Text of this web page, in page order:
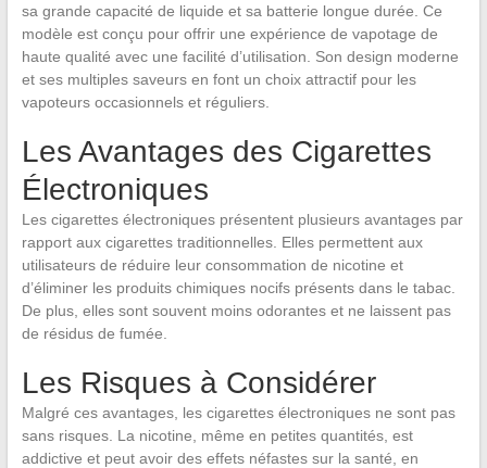
sa grande capacité de liquide et sa batterie longue durée. Ce
modèle est conçu pour offrir une expérience de vapotage de
haute qualité avec une facilité d’utilisation. Son design moderne
et ses multiples saveurs en font un choix attractif pour les
vapoteurs occasionnels et réguliers.
Les Avantages des Cigarettes
Électroniques
Les cigarettes électroniques présentent plusieurs avantages par
rapport aux cigarettes traditionnelles. Elles permettent aux
utilisateurs de réduire leur consommation de nicotine et
d’éliminer les produits chimiques nocifs présents dans le tabac.
De plus, elles sont souvent moins odorantes et ne laissent pas
de résidus de fumée.
Les Risques à Considérer
Malgré ces avantages, les cigarettes électroniques ne sont pas
sans risques. La nicotine, même en petites quantités, est
addictive et peut avoir des effets néfastes sur la santé, en